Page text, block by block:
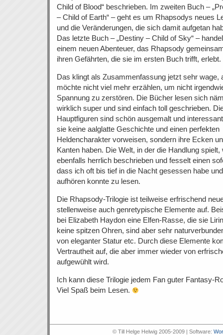
Child of Blood“ beschrieben. Im zweiten Buch –
– Child of Earth“ – geht es um Rhapsodys neues
und die Veränderungen, die sich damit aufgetan
Das letzte Buch – „Destiny – Child of Sky“ –
einem neuen Abenteuer, das Rhapsody
ihren Gefährten, die sie im ersten Buch trifft, erlebt.
Das klingt als Zusammenfassung jetzt sehr wage,
möchte nicht viel mehr erzählen, um nicht
Spannung zu zerstören. Die Bücher lesen sich
wirklich super und sind einfach toll geschrieben.
Hauptfiguren sind schön ausgemalt und
sie keine aalglatte Geschichte und einen perfekten
Heldencharakter vorweisen, sondern ihre Ecken
Kanten haben. Die Welt, in der die Handlung spielt,
ebenfalls herrlich beschrieben und fesselt einen
dass ich oft bis tief in die Nacht gesessen habe
aufhören konnte zu lesen.
Die Rhapsody-Trilogie ist teilweise erfrischend
stellenweise auch genretypische Elemente auf.
bei Elizabeth Haydon eine Elfen-Rasse, die sie
keine spitzen Ohren, sind aber sehr
von eleganter Statur etc. Durch diese Elemente
Vertrautheit auf, die aber immer wieder von
aufgewühlt wird.
Ich kann diese Trilogie jedem Fan guter Fantasy-
Viel Spaß beim Lesen.
© Till Helge Helwig 2005-2009 | Software: